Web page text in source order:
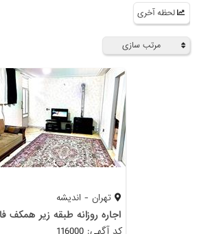
لحظه آخری
مرتب سازی
تهران - اندیشه